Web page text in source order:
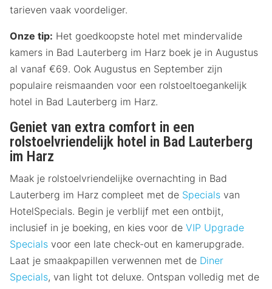
tarieven vaak voordeliger.
Onze tip: Het goedkoopste hotel met mindervalide
kamers in Bad Lauterberg im Harz boek je in Augustus
al vanaf €69. Ook Augustus en September zijn
populaire reismaanden voor een rolstoeltoegankelijk
hotel in Bad Lauterberg im Harz.
Geniet van extra comfort in een
rolstoelvriendelijk hotel in Bad Lauterberg
im Harz
Maak je rolstoelvriendelijke overnachting in Bad
Lauterberg im Harz compleet met de Specials van
HotelSpecials. Begin je verblijf met een ontbijt,
inclusief in je boeking, en kies voor de VIP Upgrade
Specials voor een late check-out en kamerupgrade.
Laat je smaakpapillen verwennen met de Diner
Specials, van light tot deluxe. Ontspan volledig met de